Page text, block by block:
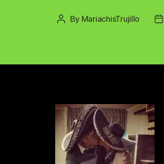
Post
By MariachisTrujillo